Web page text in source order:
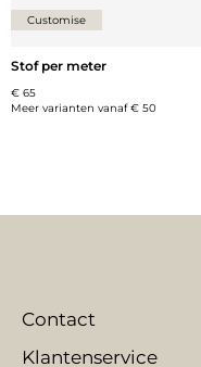
Customise
Stof per meter
€ 65
Meer varianten vanaf€ 50
Contact
Klantenservice